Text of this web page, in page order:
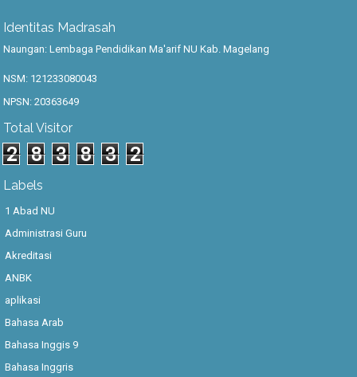
Identitas Madrasah
Naungan: Lembaga Pendidikan Ma'arif NU Kab. Magelang
NSM: 121233080043
NPSN: 20363649
Total Visitor
2 8 3 8 3 2
Labels
1 Abad NU
Administrasi Guru
Akreditasi
ANBK
aplikasi
Bahasa Arab
Bahasa Inggis 9
Bahasa Inggris